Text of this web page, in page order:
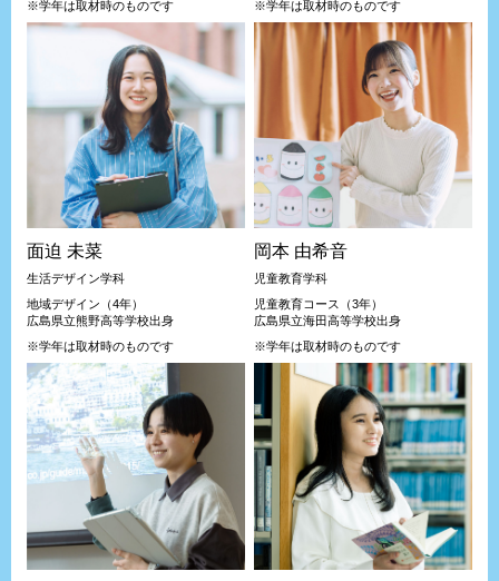
※学年は取材時のものです
※学年は取材時のものです
面迫 未菜
生活デザイン学科
地域デザイン（4年）
広島県立熊野高等学校出身
※学年は取材時のものです
岡本 由希音
児童教育学科
児童教育コース（3年）
広島県立海田高等学校出身
※学年は取材時のものです